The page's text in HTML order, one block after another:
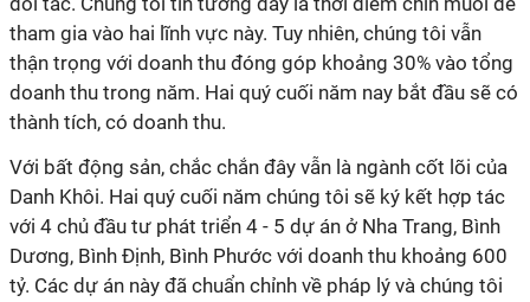
tham gia vào hai lĩnh vực này. Tuy nhiên, chúng tôi vẫn
thận trọng với doanh thu đóng góp khoảng 30% vào tổng
doanh thu trong năm. Hai quý cuối năm nay bắt đầu sẽ có
thành tích, có doanh thu.
Với bất động sản, chắc chắn đây vẫn là ngành cốt lõi của
Danh Khôi. Hai quý cuối năm chúng tôi sẽ ký kết hợp tác
với 4 chủ đầu tư phát triển 4 - 5 dự án ở Nha Trang, Bình
Dương, Bình Định, Bình Phước với doanh thu khoảng 600
tỷ. Các dự án này đã chuẩn chỉnh về pháp lý và chúng tôi